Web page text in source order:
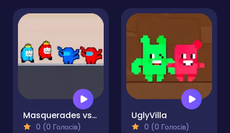
Masquerades vs Impostors
0 (0 Голосів)
UglyVilla
0 (0 Голосів)